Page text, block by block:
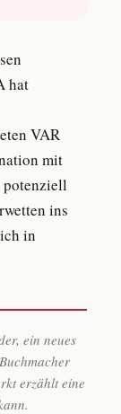
hat
VAR
mit
potenziell
ins
in
ein neues
erzählt eine